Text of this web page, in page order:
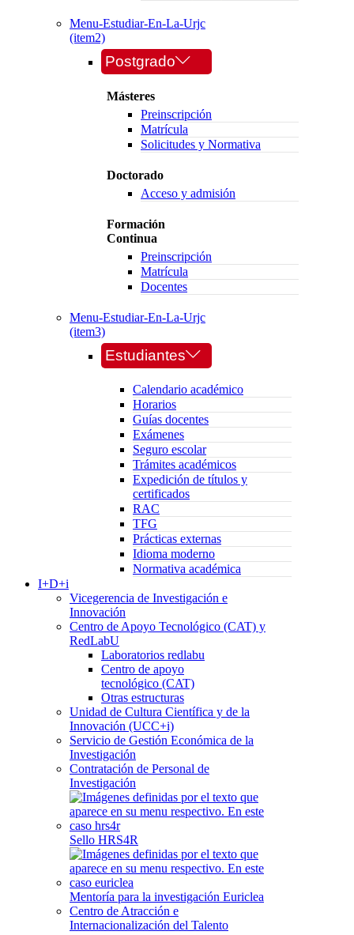
Menu-Estudiar-En-La-Urjc
(item2)
Postgrado
Másteres
Preinscripción
Matrícula
Solicitudes y Normativa
Doctorado
Acceso y admisión
Formación
Continua
Preinscripción
Matrícula
Docentes
Menu-Estudiar-En-La-Urjc
(item3)
Estudiantes
Calendario académico
Horarios
Guías docentes
Exámenes
Seguro escolar
Trámites académicos
Expedición de títulos y
certificados
RAC
TFG
Prácticas externas
Idioma moderno
Normativa académica
I+D+i
Vicegerencia de Investigación e
Innovación
Centro de Apoyo Tecnológico (CAT) y
RedLabU
Laboratorios redlabu
Centro de apoyo
tecnológico (CAT)
Otras estructuras
Unidad de Cultura Científica y de la
Innovación (UCC+i)
Servicio de Gestión Económica de la
Investigación
Contratación de Personal de
Investigación
Sello HRS4R
Mentoría para la investigación Euriclea
Centro de Atracción e
Internacionalización del Talento